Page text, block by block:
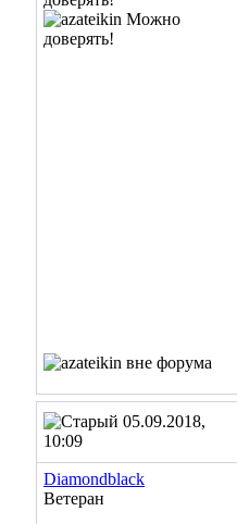
05.09.2018,
10:09
Diamondblack
Ветеран